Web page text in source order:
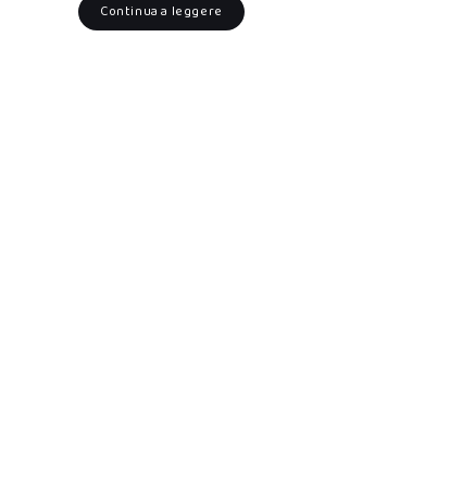
Continua a leggere